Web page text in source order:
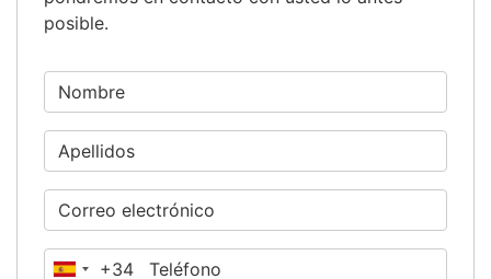
posible.
España
+34